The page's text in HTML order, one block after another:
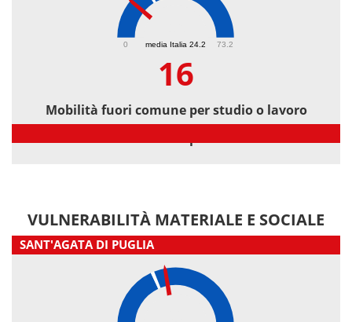
media Italia 24.2
0 73.2
16
Mobilità fuori comune per studio o lavoro
VULNERABILITÀ MATERIALE E SOCIALE
SANT'AGATA DI PUGLIA